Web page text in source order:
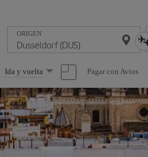
ORIGEN
Seleccione
una
opción
Ida y vuelta Pagar con Avios